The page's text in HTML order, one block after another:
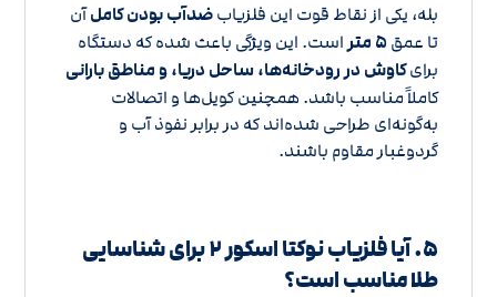
بله، یکی از نقاط قوت این فلزیابضدآب بودن کاملآن
تا عمق۵ متر
است. این ویژگی باعث شده که دستگاه
برایکاوش در رودخانه‌ها، ساحل دریا، و مناطق بارانی
کاملاً مناسب باشد. همچنین کویل‌ها و اتصالات
به‌گونه‌ای طراحی شده‌اند که در برابر نفوذ آب و
گردوغبار مقاوم باشند.
۵. آیا فلزیاب نوکتا اسکور ۲ برای شناسایی
طلا مناسب است؟